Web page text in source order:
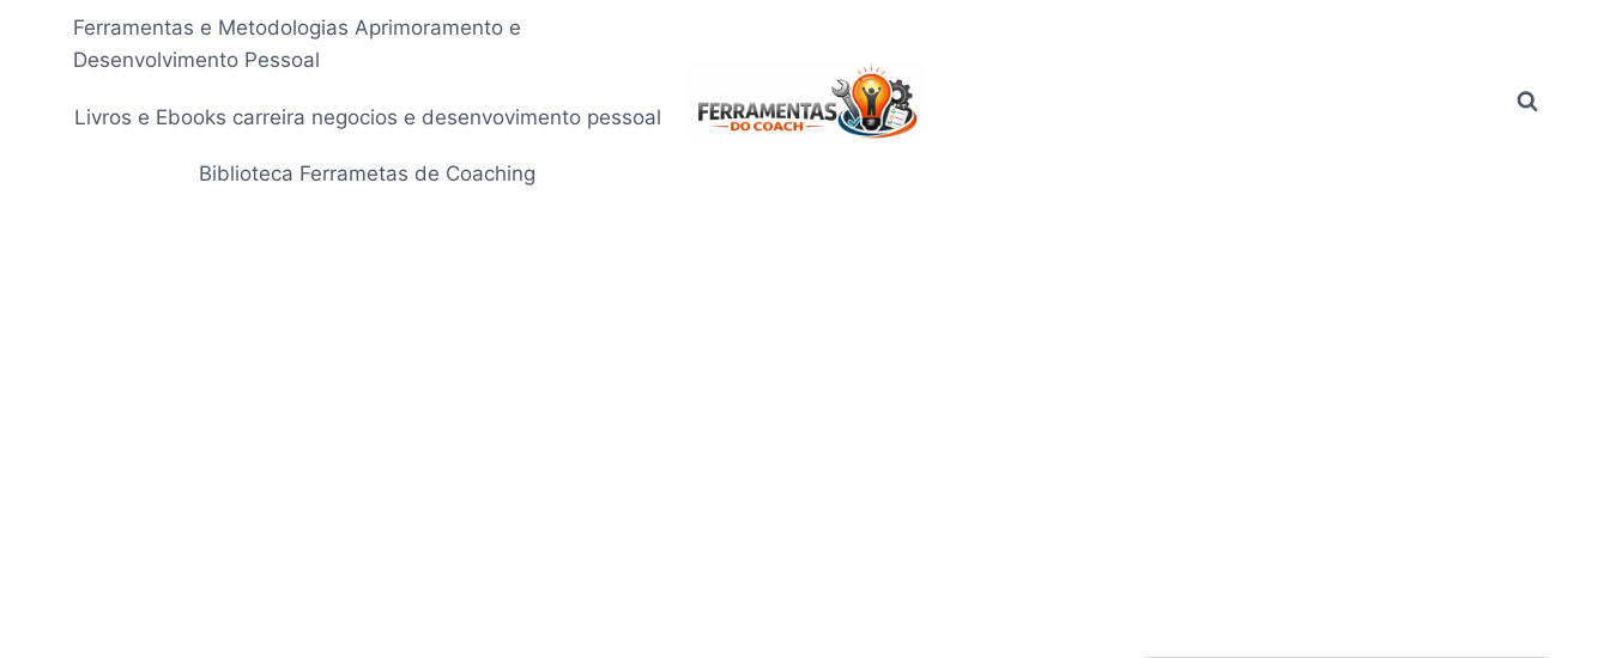
Conteúdo
Ferramentas e Metodologias Aprimoramento e
Desenvolvimento Pessoal
Livros e Ebooks carreira negocios e desenvovimento pessoal
Biblioteca Ferrametas de Coaching